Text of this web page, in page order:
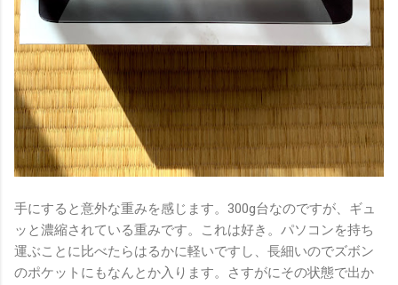
手にすると意外な重みを感じます。300g台なのですが、ギュ
ッと濃縮されている重みです。これは好き。パソコンを持ち
運ぶことに比べたらはるかに軽いですし、長細いのでズボン
のポケットにもなんとか入ります。さすがにその状態で出か